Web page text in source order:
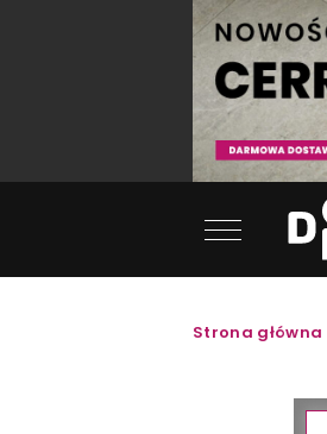
Strona główna